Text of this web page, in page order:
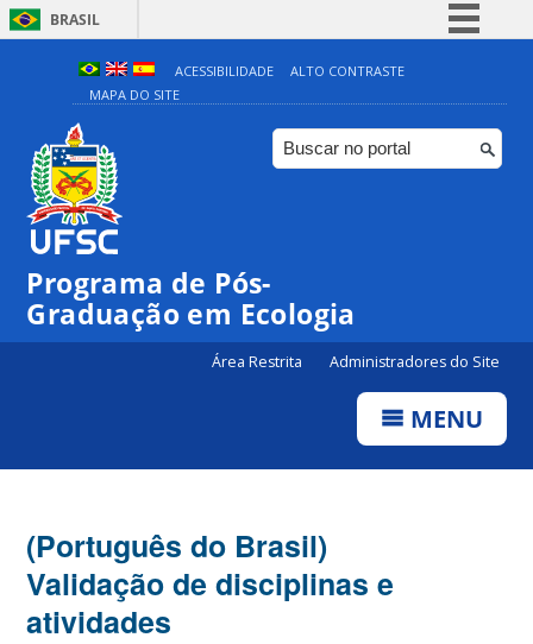
BRASIL
Simplifique!
Comunica BR
Participe
ACESSIBILIDADE
ALTO CONTRASTE
MAPA DO SITE
Programa de Pós-
Graduação em Ecologia
Área Restrita Administradores do Site
MENU
(Português do Brasil)
Validação de disciplinas e
atividades